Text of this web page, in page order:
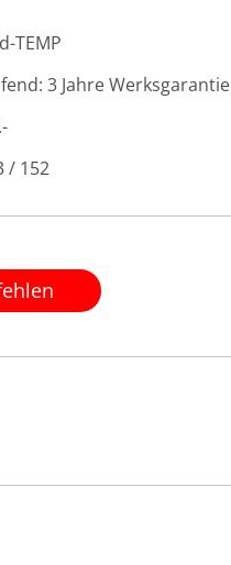
TEMP
3 Jahre Werksgarantie
/ 152